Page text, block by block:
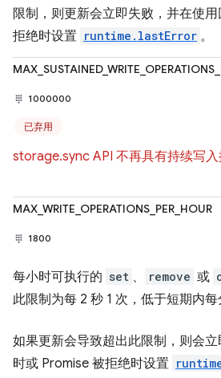
限制，则更新会立即失败，并在使
拒绝时设置 runtime.lastError 。
1000000
已弃用
storage.sync API 不再具有持续写入
MAX_WRITE_OPERATIONS_PER_HOUR
1800
每小时可执行的 set 、 remove 或
此限制为每 2 秒 1 次，低于短期内每
如果更新会导致超出此限制，则会
时或 Promise 被拒绝时设置